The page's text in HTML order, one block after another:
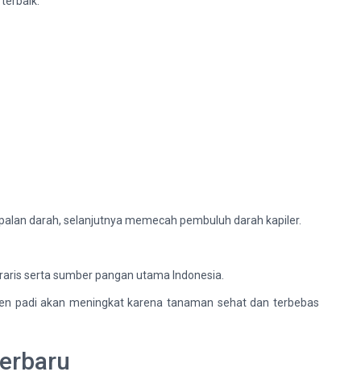
darah, selanjutnya memecah pembuluh darah kapiler.
serta sumber pangan utama Indonesia.
padi akan meningkat karena tanaman sehat dan terbebas